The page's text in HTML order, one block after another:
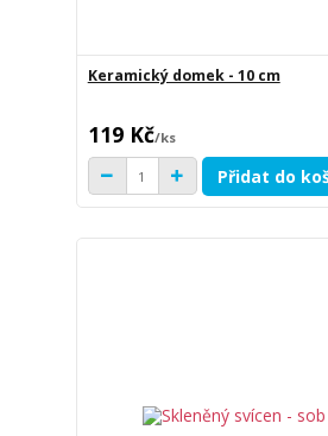
Keramický domek - 10 cm
119 Kč/ks
Přidat do